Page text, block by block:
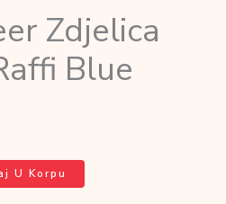
Zdjelica
Blue
U Korpu